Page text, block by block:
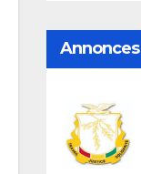
Annonces